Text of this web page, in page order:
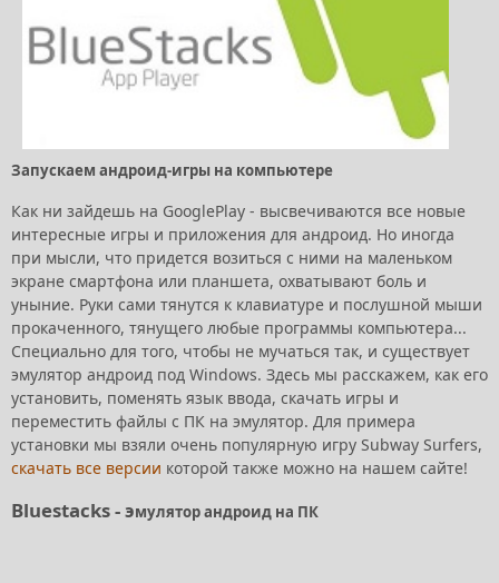
Запускаем андроид-игры на компьютере
Как ни зайдешь на GooglePlay - высвечиваются все новые
интересные игры и приложения для андроид. Но иногда
при мысли, что придется возиться с ними на маленьком
экране смартфона или планшета, охватывают боль и
уныние. Руки сами тянутся к клавиатуре и послушной мыши
прокаченного, тянущего любые программы компьютера...
Специально для того, чтобы не мучаться так, и существует
эмулятор андроид под Windows. Здесь мы расскажем, как его
установить, поменять язык ввода, скачать игры и
переместить файлы с ПК на эмулятор. Для примера
установки мы взяли очень популярную игру Subway Surfers,
скачать все версии которой также можно на нашем сайте!
Bluestacks - эмулятор андроид на ПК